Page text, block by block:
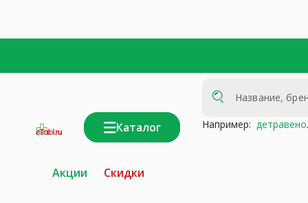
Каталог Например:
Акции Скидки